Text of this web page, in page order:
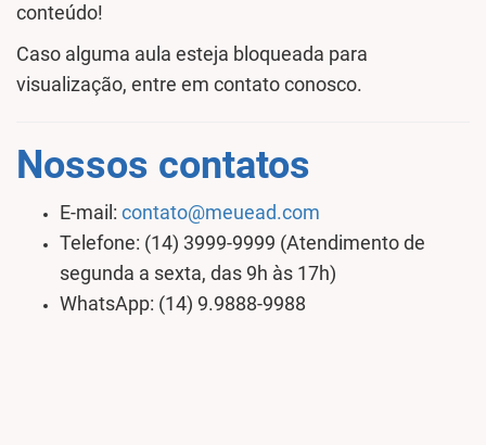
conteúdo!
Caso alguma aula esteja bloqueada para
visualização, entre em contato conosco.
Nossos contatos
E-mail: contato@meuead.com
Telefone: (14) 3999-9999 (Atendimento de
segunda a sexta, das 9h às 17h)
WhatsApp: (14) 9.9888-9988